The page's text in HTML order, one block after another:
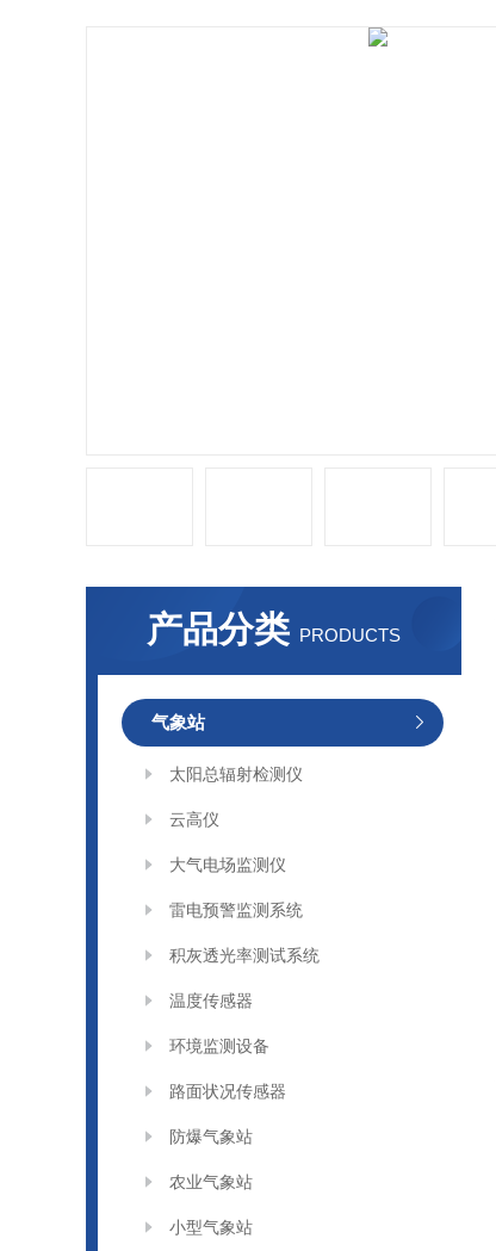
产品分类 PRODUCTS
气象站
太阳总辐射检测仪
云高仪
大气电场监测仪
雷电预警监测系统
积灰透光率测试系统
温度传感器
环境监测设备
路面状况传感器
防爆气象站
农业气象站
小型气象站